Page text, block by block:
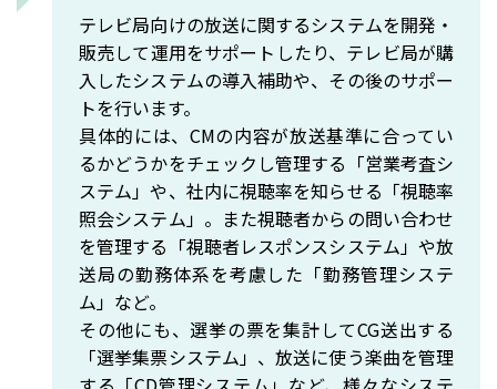
テレビ局向けの放送に関するシステムを開発・
販売して運用をサポートしたり、テレビ局が購
入したシステムの導入補助や、その後のサポー
トを行います。
具体的には、CMの内容が放送基準に合ってい
るかどうかをチェックし管理する「営業考査シ
ステム」や、社内に視聴率を知らせる「視聴率
照会システム」。また視聴者からの問い合わせ
を管理する「視聴者レスポンスシステム」や放
送局の勤務体系を考慮した「勤務管理システ
ム」など。
その他にも、選挙の票を集計してCG送出する
「選挙集票システム」、放送に使う楽曲を管理